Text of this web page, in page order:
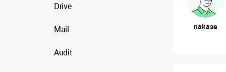
Drive
Mail
Audit
nakase